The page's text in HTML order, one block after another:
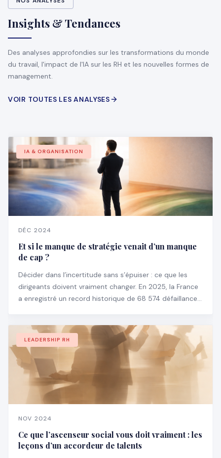
Insights & Tendances
Des analyses approfondies sur les transformations du monde
du travail, l'impact de l'IA sur les RH et les nouvelles formes de
management.
VOIR TOUTES LES ANALYSES
IA & ORGANISATION
DÉC 2024
Et si le manque de stratégie venait d’un manque
de cap ?
Décider dans l’incertitude sans s’épuiser : ce que les
dirigeants doivent vraiment changer. En 2025, la France
a enregistré un record historique de 68 574 défaillances
salariés (+18,6 %).
LEADERSHIP RH
NOV 2024
Ce que l’ascenseur social vous doit vraiment : les
leçons d’un accordeur de talents